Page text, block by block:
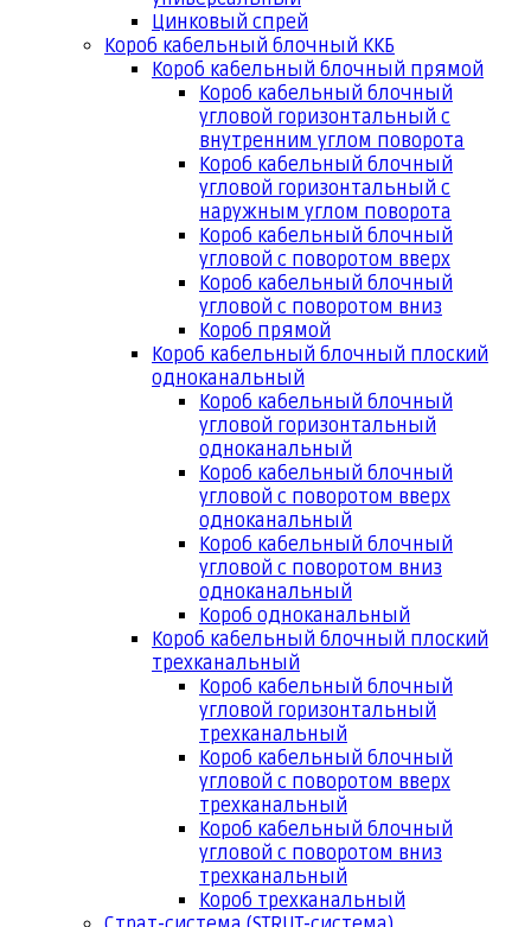
Цинковый спрей
Короб кабельный блочный ККБ
Короб кабельный блочный прямой
Короб кабельный блочный
угловой горизонтальный с
внутренним углом поворота
Короб кабельный блочный
угловой горизонтальный с
наружным углом поворота
Короб кабельный блочный
угловой с поворотом вверх
Короб кабельный блочный
угловой с поворотом вниз
Короб прямой
Короб кабельный блочный плоский
одноканальный
Короб кабельный блочный
угловой горизонтальный
одноканальный
Короб кабельный блочный
угловой с поворотом вверх
одноканальный
Короб кабельный блочный
угловой с поворотом вниз
одноканальный
Короб одноканальный
Короб кабельный блочный плоский
трехканальный
Короб кабельный блочный
угловой горизонтальный
трехканальный
Короб кабельный блочный
угловой с поворотом вверх
трехканальный
Короб кабельный блочный
угловой с поворотом вниз
трехканальный
Короб трехканальный